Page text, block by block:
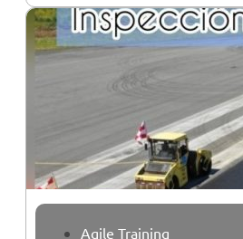
Agile Training